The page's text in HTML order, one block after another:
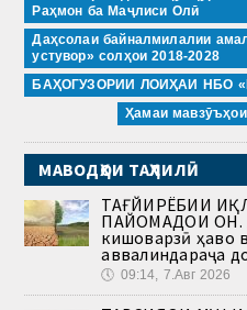
Раҳмон ба Маҷлиси Олӣ
Даҳсолаи байналмилалии
устувор» солҳои 2018-2028
БАҲОГУЗОРИИ ЛОИҲАИ НБО
Ҳамаи
МАВОДҲОИ ТАҲЛИЛӢ
ТАҒЙИРЁБИИ
ПАЙОМАДҲОИ ОН.
кишоварзӣ ҳаво
аввалиндараҷа
🕔 09:14, 7.Авг 2026